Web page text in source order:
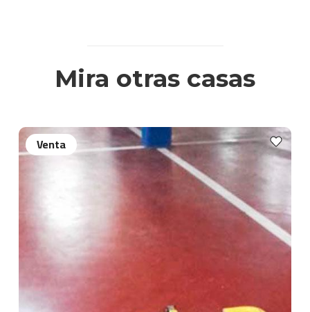
Mira otras casas
Venta